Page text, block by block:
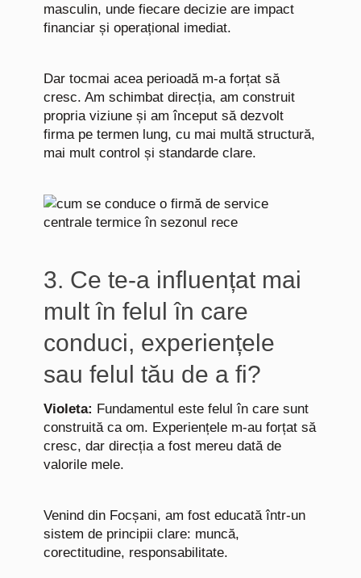
masculin, unde fiecare decizie are impact
financiar și operațional imediat.
Dar tocmai acea perioadă m-a forțat să
cresc. Am schimbat direcția, am construit
propria viziune și am început să dezvolt
firma pe termen lung, cu mai multă structură,
mai mult control și standarde clare.
3. Ce te-a influențat mai
mult în felul în care
conduci, experiențele
sau felul tău de a fi?
Violeta: Fundamentul este felul în care sunt
construită ca om. Experiențele m-au forțat să
cresc, dar direcția a fost mereu dată de
valorile mele.
Venind din Focșani, am fost educată într-un
sistem de principii clare: muncă,
corectitudine, responsabilitate.